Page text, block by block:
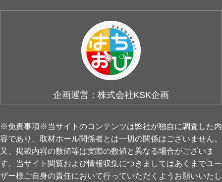
企画運営：株式会社KSK企画
※免責事項※当サイトのコンテンツは弊社が独自に調査した内
容であり、取材ホール関係者とは一切の関係はございません。
又、掲載内容の数値等は実際の数値と異なる場合がございま
す。当サイト閲覧および情報収集につきましてはあくまでユー
ザー様ご自身の責任において行っていただくようお願いいたし